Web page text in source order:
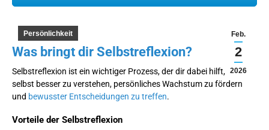
Feb.
2
2026
Persönlichkeit
Was bringt dir Selbstreflexion?
Selbstreflexion ist ein wichtiger Prozess, der dir dabei hilft, dich
selbst besser zu verstehen, persönliches Wachstum zu fördern
und bewusster Entscheidungen zu treffen.
Vorteile der Selbstreflexion